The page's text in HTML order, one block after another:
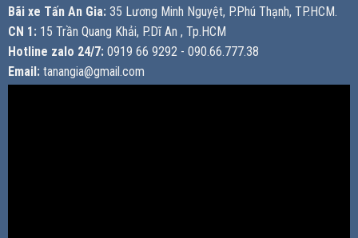
Bãi xe Tấn An Gia: 35 Lương Minh Nguyệt, P.Phú Thạnh, TP.HCM.
CN 1: 15 Trần Quang Khải, P.Dĩ An , Tp.HCM
Hotline zalo 24/7: 0919 66 9292 - 090.66.777.38
Email: tanangia@gmail.com